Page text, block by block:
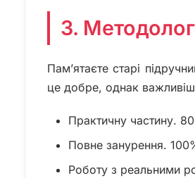
3.
Пам’ятаєте старі
це добре, однак
Практичну частину.
Повне занурення.
Роботу з реальними